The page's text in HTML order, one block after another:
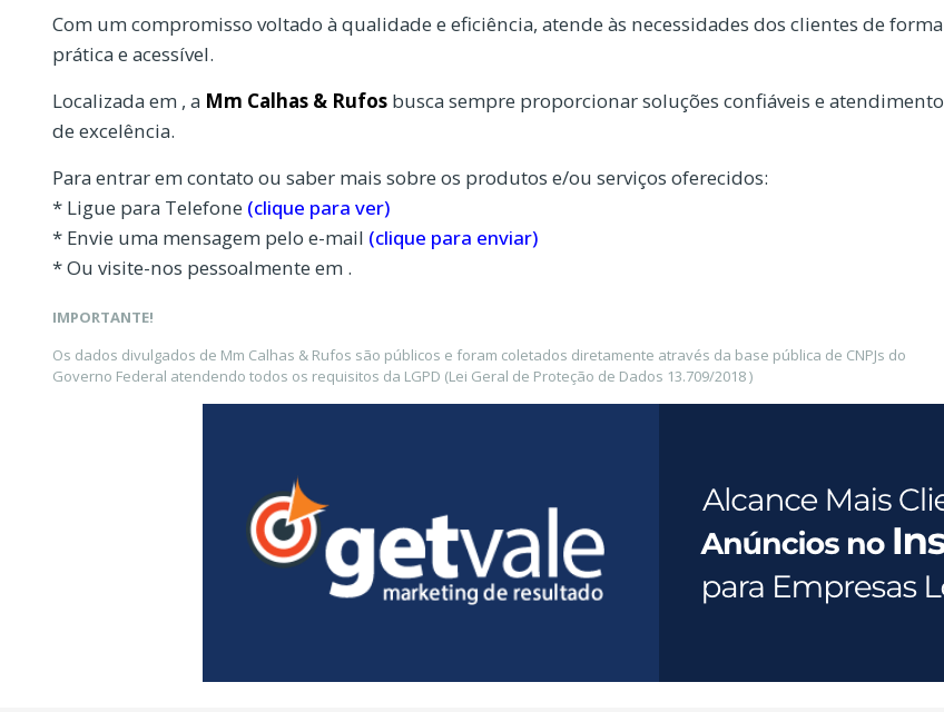
Com um compromisso voltado à qualidade e eficiência, atende às necessidades dos clientes de forma
prática e acessível.
Localizada em , a Mm Calhas & Rufos busca sempre proporcionar soluções confiáveis e atendimento
de excelência.
Para entrar em contato ou saber mais sobre os produtos e/ou serviços oferecidos:
* Ligue para Telefone (clique para ver)
* Envie uma mensagem pelo e-mail (clique para enviar)
* Ou visite-nos pessoalmente em .
IMPORTANTE!
Os dados divulgados de Mm Calhas & Rufos são públicos e foram coletados diretamente através da base pública de CNPJs do
Governo Federal atendendo todos os requisitos da LGPD (Lei Geral de Proteção de Dados 13.709/2018 )